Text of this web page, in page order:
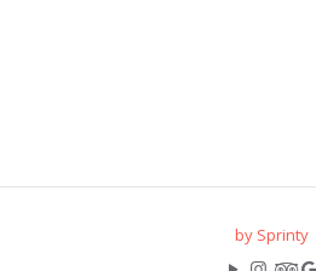
by Sprinty